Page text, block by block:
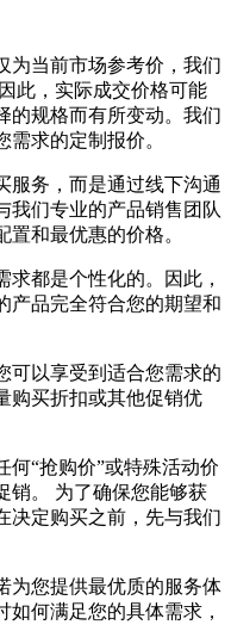
为当前市场参考价，我们
此，实际成交价格可能
的规格而有所变动。我们
求的定制报价。
服务，而是通过线下沟通
我们专业的产品销售团队
和最优惠的价格。
求都是个性化的。因此，
产品完全符合您的期望和
可以享受到适合您需求的
购买折扣或其他促销优
何“抢购价”或特殊活动价
销。 为了确保您能够获
决定购买之前，先与我们
为您提供最优质的服务体
何满足您的具体需求，